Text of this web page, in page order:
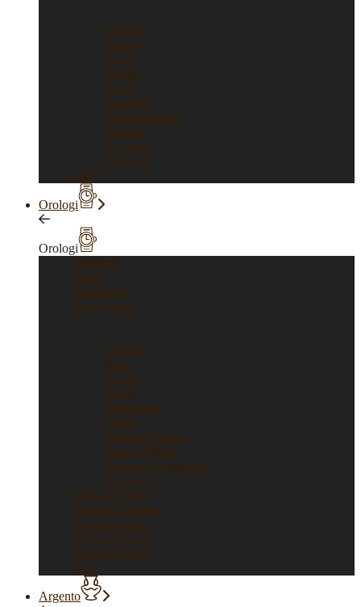
Vedi tutti
Bulgari
Cartier
Tiffany
Gucci
Pomellato
Pasquale Bruni
Damiani
Re Carlo
Vedi tutti
Sold
Orologi
Orologi
Vedi tutti
Rolex
Cronografi
Tutti i brand
Vedi tutti
Rolex
Bulgari
Cartier
Mont Blanc
Corum
Officine Panerai
Franck Muller
Vacheron Constantin
Vedi tutti >
Orologi vintage
Orologi di Forma
Orologi gioiello
Orologi Classici
Orologi Sportivi
Sold
Argento